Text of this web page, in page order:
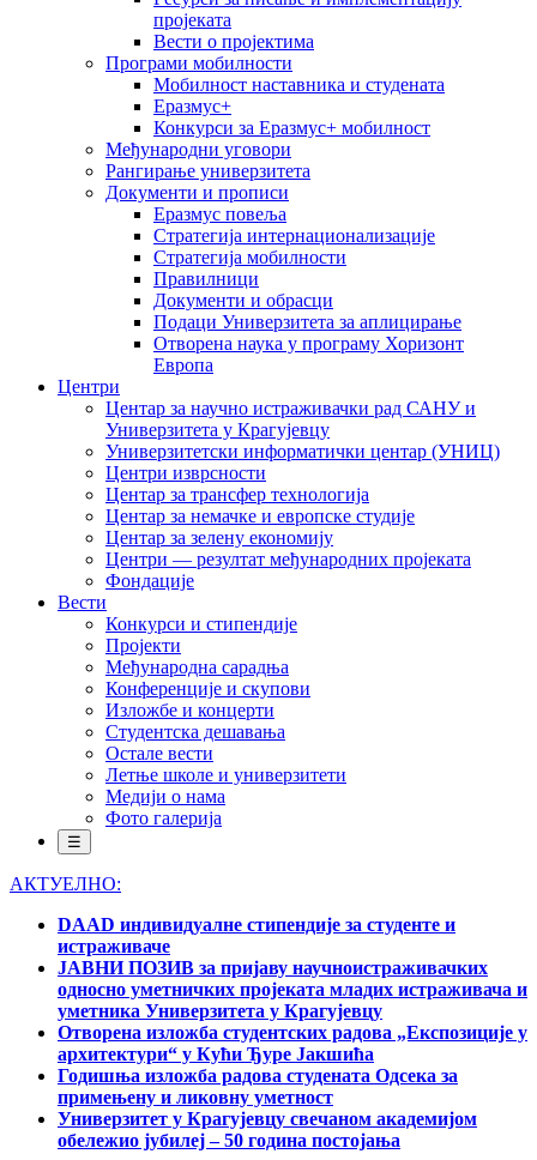
пројеката
Вести о пројектима
Програми мобилности
Мобилност наставника и студената
Еразмус+
Конкурси за Еразмус+ мобилност
Међународни уговори
Рангирање универзитета
Документи и прописи
Еразмус повеља
Стратегија интернационализације
Стратегија мобилности
Правилници
Документи и обрасци
Подаци Универзитета за аплицирање
Отворена наука у програму Хоризонт
Европа
Центри
Центар за научно истраживачки рад САНУ и
Универзитета у Крагујевцу
Универзитетски информатички центар (УНИЦ)
Центри изврсности
Центар за трансфер технологија
Центар за немачке и европске студије
Центар за зелену економију
Центри — резултат међународних пројеката
Фондације
Вести
Конкурси и стипендије
Пројекти
Међународна сарадња
Конференције и скупови
Изложбе и концерти
Студентска дешавања
Остале вести
Летње школе и универзитети
Медији о нама
Фото галерија
☰
АКТУЕЛНО:
DAAD индивидуалне стипендије за студенте и
истраживаче
ЈАВНИ ПОЗИВ за пријаву научноистраживачких
односно уметничких пројеката младих истраживача и
уметника Универзитета у Крагујевцу
Отворена изложба студентских радова „Експозиције у
архитектури“ у Кући Ђуре Јакшића
Годишња изложба радова студената Одсека за
примењену и ликовну уметност
Универзитет у Крагујевцу свечаном академијом
обележио јубилеј – 50 година постојања